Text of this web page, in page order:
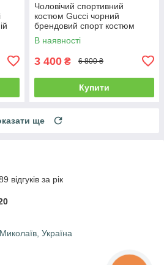
Чоловічий спортивний
костюм Gucci чорний
брендовий спорт костюм
Гуччі S
В наявності
3 400 ₴ 6 800 ₴
Купити
ще
відгуків за рік
Україна